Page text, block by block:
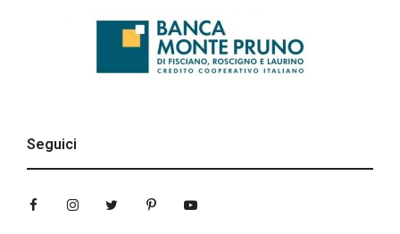
Seguici